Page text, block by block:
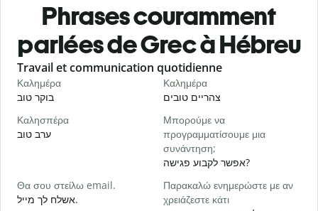
Phrases couramment
parlées de Grec à Hébreu
Slide 1 of 6
Travail et communication quotidienne
Καλημέρα
בוקר טוב
Καλημέρα
צהריים טובים
Καλησπέρα
ערב טוב
Μπορούμε να
προγραμματίσουμε μια
συνάντηση;
אפשר לקבוע פגישה?
Θα σου στείλω email.
אשלח לך מייל.
Παρακαλώ ενημερώστε με αν
χρειάζεστε κάτι